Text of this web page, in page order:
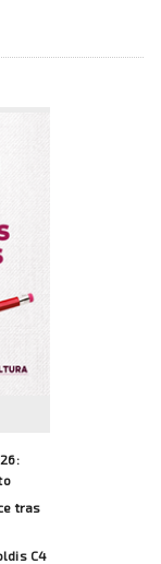
tras
C4